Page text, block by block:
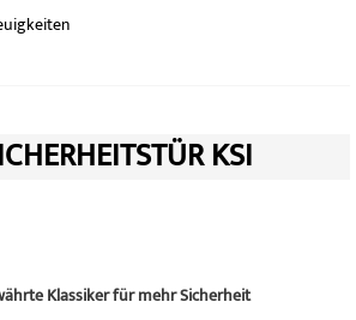
KSI
Klassiker für mehr Sicherheit